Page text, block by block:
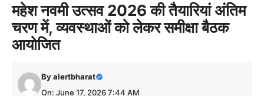
महेश नवमी उत्सव 2026 की तैयारियां अंतिम
चरण में, व्यवस्थाओं को लेकर समीक्षा बैठक
आयोजित
Byalertbharat
On: June 17, 2026 7:44 AM